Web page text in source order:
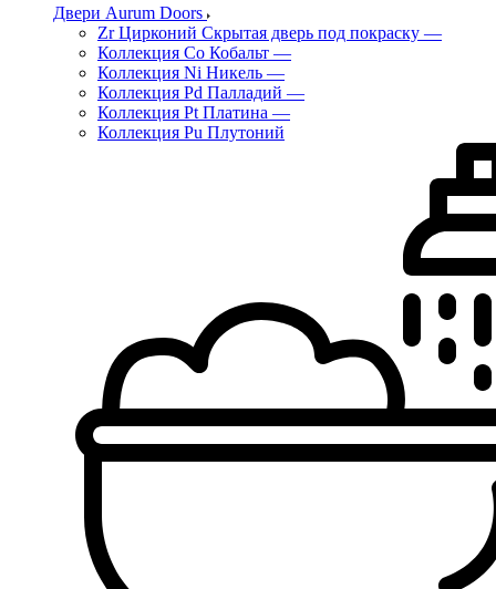
Двери Aurum Doors
Zr Цирконий Скрытая дверь под покраску —
Коллекция Co Кобальт —
Коллекция Ni Никель —
Коллекция Pd Палладий —
Коллекция Pt Платина —
Коллекция Pu Плутоний